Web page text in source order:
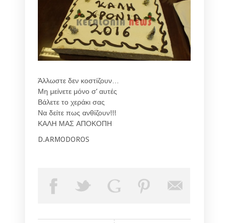
Άλλωστε δεν κοστίζουν…
Μη μείνετε μόνο σ’ αυτές
Βάλετε το χεράκι σας
Να δείτε πως ανθίζουν!!!
ΚΑΛΗ ΜΑΣ ΑΠΟΚΟΠΗ
D.ARMODOROS